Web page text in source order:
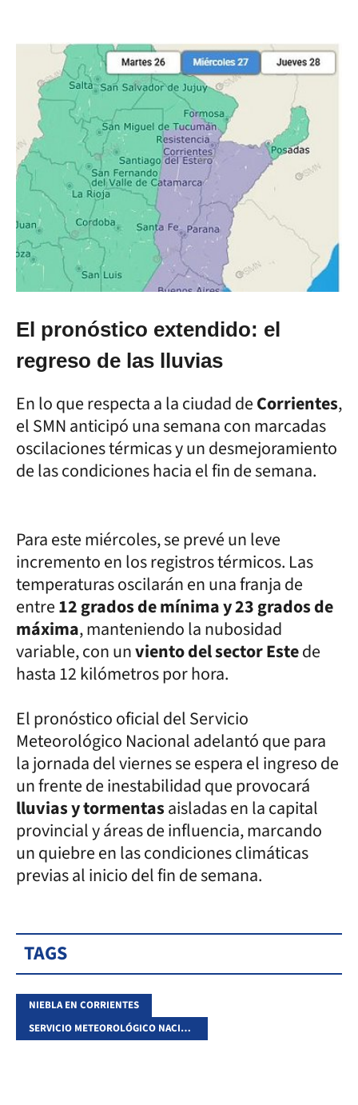
El pronóstico extendido: el
regreso de las lluvias
En lo que respecta a la ciudad deCorrientes,
el SMN anticipó una semana con marcadas
oscilaciones térmicas y un desmejoramiento
de las condiciones hacia el fin de semana.
Para este miércoles, se prevé un leve
incremento en los registros térmicos. Las
temperaturas oscilarán en una franja de
entre12 grados de mínima y 23 grados de
máxima, manteniendo la nubosidad
variable, con unviento del sector Estede
hasta 12 kilómetros por hora.
El pronóstico oficial del Servicio
Meteorológico Nacional adelantó que para
la jornada del viernes se espera el ingreso de
un frente de inestabilidad que provocará
lluvias y tormentasaisladas en la capital
provincial y áreas de influencia, marcando
un quiebre en las condiciones climáticas
previas al inicio del fin de semana.
TAGS
NIEBLA EN CORRIENTES
SERVICIO METEOROLÓGICO NACIONAL